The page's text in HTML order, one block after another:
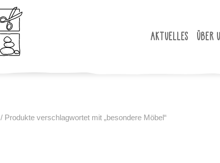
AKTUELLES ÜBER
/ Produkte verschlagwortet mit „besondere Möbel“